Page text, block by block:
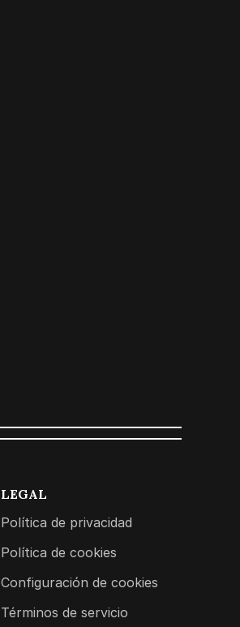
LEGAL
Política de privacidad
Política de cookies
Configuración de cookies
Términos de servicio